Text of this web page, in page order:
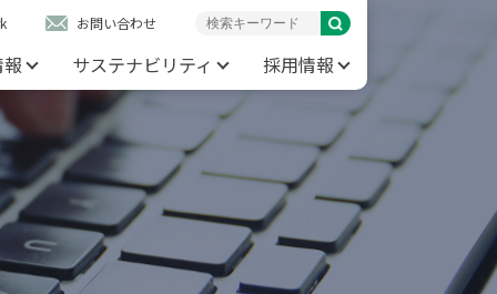
お問い合わせ
サステナビリティ 採用情報